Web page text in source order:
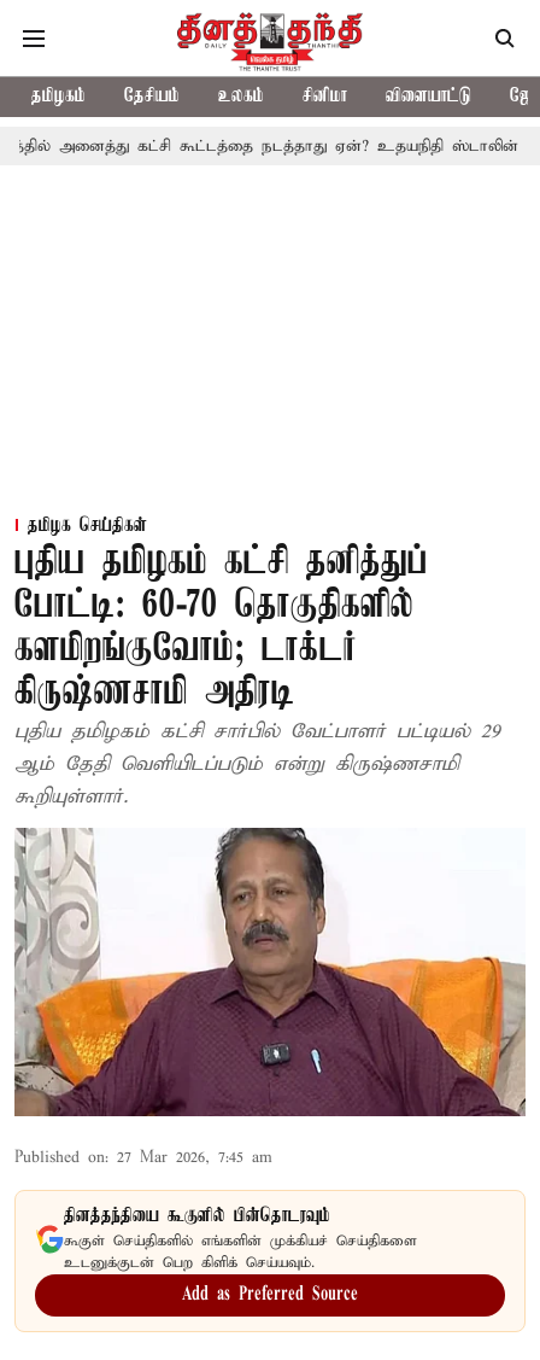
தமிழகம் தேசியம் உலகம் சினிமா விளையாட்டு
கட்சி கூட்டத்தை நடத்தாது ஏன்? உதயநிதி ஸ்டாலின் கேள்வி
தமிழக செய்திகள்
புதிய தமிழகம் கட்சி தனித்துப்
போட்டி: 60-70 தொகுதிகளில்
களமிறங்குவோம்; டாக்டர்
கிருஷ்ணசாமி அதிரடி
புதிய தமிழகம் கட்சி சார்பில் வேட்பாளர் பட்டியல் 29
ஆம் தேதி வெளியிடப்படும் என்று கிருஷ்ணசாமி
கூறியுள்ளார்.
Published on: 27 Mar 2026, 7:45 am
தினத்தந்தியை கூகுளில் பின்தொடரவும்
கூகுள் செய்திகளில் எங்களின் முக்கியச் செய்திகளை
உடனுக்குடன் பெற கிளிக் செய்யவும்.
Add as Preferred Source